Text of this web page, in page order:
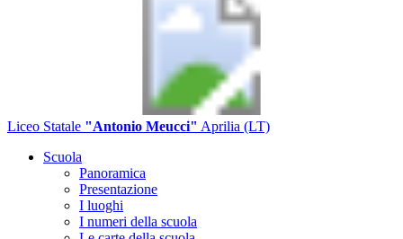
Liceo Statale "Antonio Meucci" Aprilia (LT)
Scuola
Panoramica
Presentazione
I luoghi
I numeri della scuola